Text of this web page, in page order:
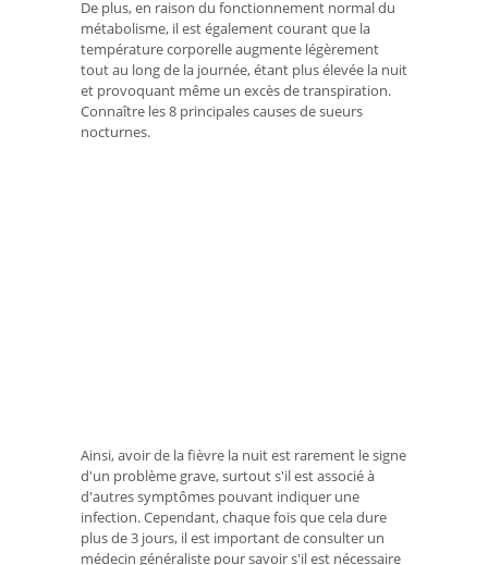
De plus, en raison du fonctionnement normal du
métabolisme, il est également courant que la
température corporelle augmente légèrement
tout au long de la journée, étant plus élevée la nuit
et provoquant même un excès de transpiration.
Connaître les 8 principales causes de sueurs
nocturnes.
Ainsi, avoir de la fièvre la nuit est rarement le signe
d'un problème grave, surtout s'il est associé à
d'autres symptômes pouvant indiquer une
infection. Cependant, chaque fois que cela dure
plus de 3 jours, il est important de consulter un
médecin généraliste pour savoir s'il est nécessaire